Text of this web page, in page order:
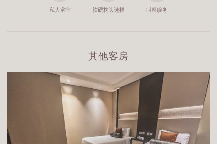
私人浴室 软硬枕头选择 叫醒服务
其他客房